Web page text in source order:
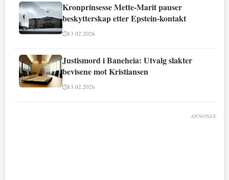
Kronprinsesse Mette-Marit pauser
beskytterskap etter Epstein-kontakt
13.02.2026
Justismord i Baneheia: Utvalg slakter
bevisene mot Kristiansen
13.02.2026
ANNONSE